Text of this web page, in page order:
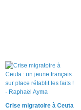
Crise migratoire à Ceuta